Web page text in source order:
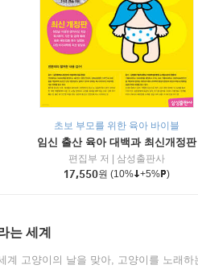
초보 부모를 위한 육아 바이블
임신 출산 육아 대백과 최신개정판
편집부 저
삼성출판사
17,550원 (10% +5% )
는 세계
계 고양이의 날을 맞아, 고양이를 노래하